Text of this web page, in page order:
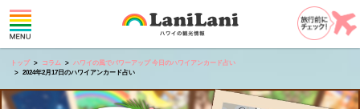
トップ コラム
ハワイの風でパワーアップ 今日のハワイアンカード占い
2024年2月17日のハワイアンカード占い